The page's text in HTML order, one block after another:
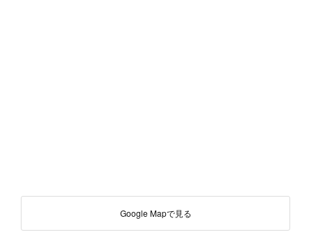
Google Mapで見る